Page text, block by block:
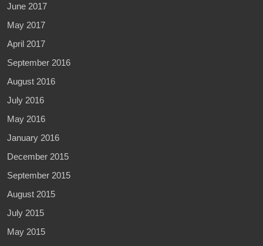
June 2017
May 2017
April 2017
September 2016
August 2016
July 2016
May 2016
January 2016
December 2015
September 2015
August 2015
July 2015
May 2015